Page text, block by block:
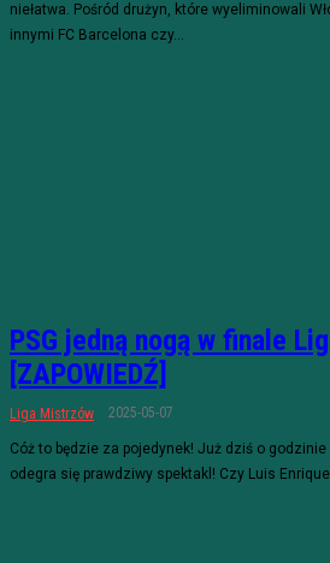
niełatwa. Pośród drużyn, które wyeliminowali
innymi FC Barcelona czy...
PSG jedną nogą w finale
[ZAPOWIEDŹ]
Liga Mistrzów 2025-05-07
Cóż to będzie za pojedynek! Już dziś o
odegra się prawdziwy spektakl! Czy Luis Enrique